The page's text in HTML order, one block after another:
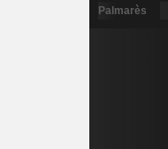
Palmarès